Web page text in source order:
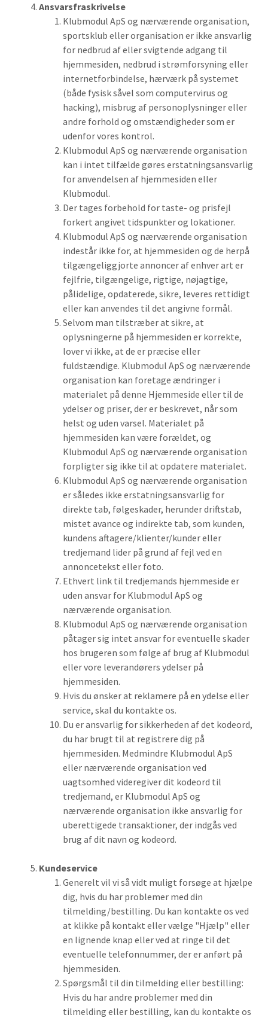
Ansvarsfraskrivelse
Klubmodul ApS og nærværende organisation,
sportsklub eller organisation er ikke ansvarlig
for nedbrud af eller svigtende adgang til
hjemmesiden, nedbrud i strømforsyning eller
internetforbindelse, hærværk på systemet
(både fysisk såvel som computervirus og
hacking), misbrug af personoplysninger eller
andre forhold og omstændigheder som er
udenfor vores kontrol.
Klubmodul ApS og nærværende organisation
kan i intet tilfælde gøres erstatningsansvarlig
for anvendelsen af hjemmesiden eller
Klubmodul.
Der tages forbehold for taste- og prisfejl
forkert angivet tidspunkter og lokationer.
Klubmodul ApS og nærværende organisation
indestår ikke for, at hjemmesiden og de herpå
tilgængeliggjorte annoncer af enhver art er
fejlfrie, tilgængelige, rigtige, nøjagtige,
pålidelige, opdaterede, sikre, leveres rettidigt
eller kan anvendes til det angivne formål.
Selvom man tilstræber at sikre, at
oplysningerne på hjemmesiden er korrekte,
lover vi ikke, at de er præcise eller
fuldstændige. Klubmodul ApS og nærværende
organisation kan foretage ændringer i
materialet på denne Hjemmeside eller til de
ydelser og priser, der er beskrevet, når som
helst og uden varsel. Materialet på
hjemmesiden kan være forældet, og
Klubmodul ApS og nærværende organisation
forpligter sig ikke til at opdatere materialet.
Klubmodul ApS og nærværende organisation
er således ikke erstatningsansvarlig for
direkte tab, følgeskader, herunder driftstab,
mistet avance og indirekte tab, som kunden,
kundens aftagere/klienter/kunder eller
tredjemand lider på grund af fejl ved en
annoncetekst eller foto.
Ethvert link til tredjemands hjemmeside er
uden ansvar for Klubmodul ApS og
nærværende organisation.
Klubmodul ApS og nærværende organisation
påtager sig intet ansvar for eventuelle skader
hos brugeren som følge af brug af Klubmodul
eller vore leverandørers ydelser på
hjemmesiden.
Hvis du ønsker at reklamere på en ydelse eller
service, skal du kontakte os.
Du er ansvarlig for sikkerheden af det kodeord,
du har brugt til at registrere dig på
hjemmesiden. Medmindre Klubmodul ApS
eller nærværende organisation ved
uagtsomhed videregiver dit kodeord til
tredjemand, er Klubmodul ApS og
nærværende organisation ikke ansvarlig for
uberettigede transaktioner, der indgås ved
brug af dit navn og kodeord.
Kundeservice
Generelt vil vi så vidt muligt forsøge at hjælpe
dig, hvis du har problemer med din
tilmelding/bestilling. Du kan kontakte os ved
at klikke på kontakt eller vælge "Hjælp" eller
en lignende knap eller ved at ringe til det
eventuelle telefonnummer, der er anført på
hjemmesiden.
Spørgsmål til din tilmelding eller bestilling:
Hvis du har andre problemer med din
tilmelding eller bestilling, kan du kontakte os